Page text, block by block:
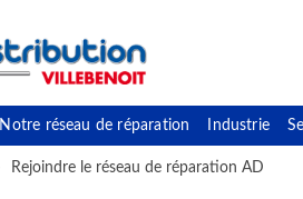
Notre réseau de réparation Industrie
Rejoindre le réseau de réparation AD